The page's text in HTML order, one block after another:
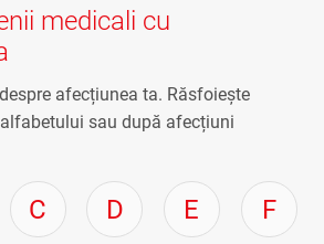
medicali cu
afecțiunea ta. Răsfoiește
sau după afecțiuni
C D E F